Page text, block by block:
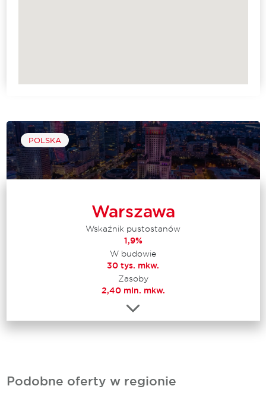
POLSKA
Warszawa
Wskaźnik pustostanów
1,9%
W budowie
30 tys. mkw.
Zasoby
2,40 mln. mkw.
Podobne oferty w regionie